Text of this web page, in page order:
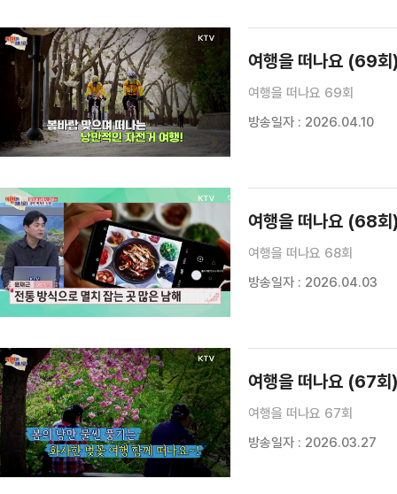
여행을 떠나요 (69
여행을 떠나요 69회
방송일자 : 2026.04.10
여행을 떠나요 (68
여행을 떠나요 68회
방송일자 : 2026.04.03
여행을 떠나요 (67회
여행을 떠나요 67회
방송일자 : 2026.03.27